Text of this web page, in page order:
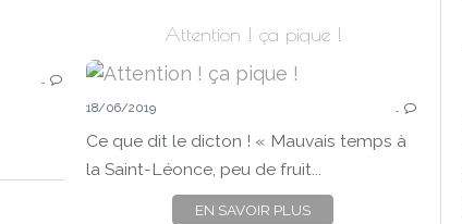
ETÉ
CANON EOS 750D
MACRO
…
Attention ! ça pique !
18/06/2019 …
Ce que dit le dicton ! « Mauvais temps à
la Saint-Léonce, peu de fruit...
EN SAVOIR PLUS